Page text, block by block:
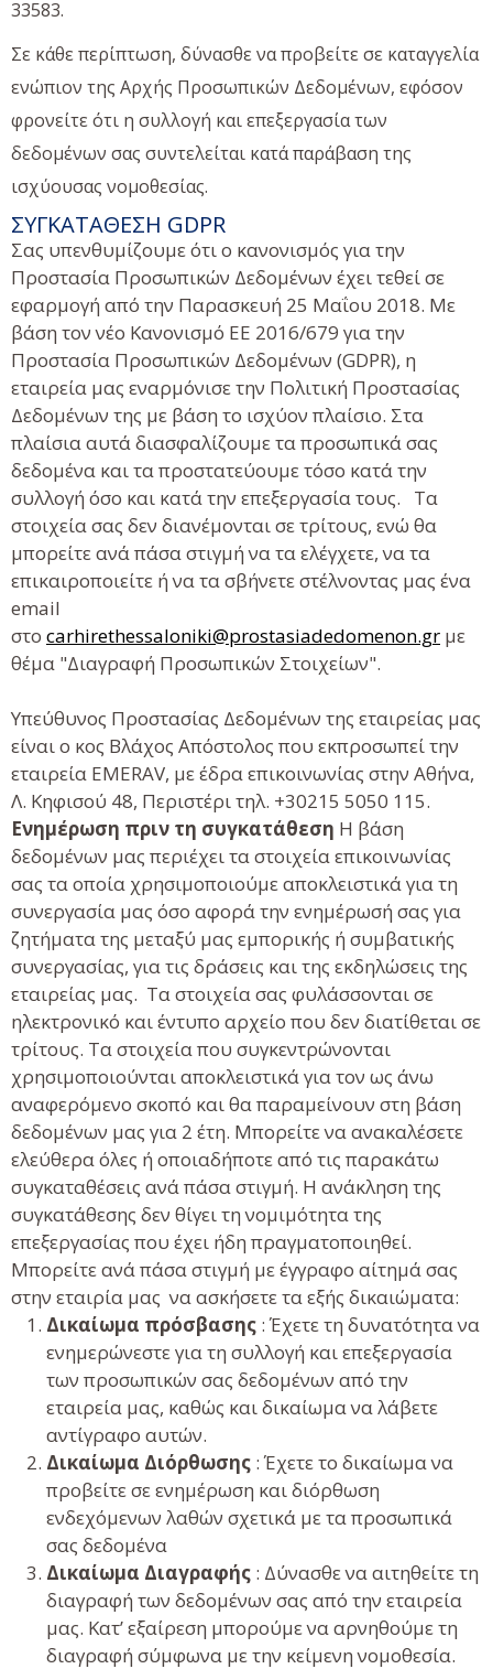
33583.
Σε κάθε περίπτωση, δύνασθε να προβείτε σε καταγγελία
ενώπιον της Αρχής Προσωπικών Δεδομένων, εφόσον
φρονείτε ότι η συλλογή και επεξεργασία των
δεδομένων σας συντελείται κατά παράβαση της
ισχύουσας νομοθεσίας.
ΣΥΓΚΑΤΆΘΕΣΗ GDPR
Σας υπενθυμίζουμε ότι ο κανονισμός για την
Προστασία Προσωπικών Δεδομένων έχει τεθεί σε
εφαρμογή από την Παρασκευή 25 Μαΐου 2018. Με
βάση τον νέο Κανονισμό ΕΕ 2016/679 για την
Προστασία Προσωπικών Δεδομένων (GDPR), η
εταιρεία μας εναρμόνισε την Πολιτική Προστασίας
Δεδομένων της με βάση το ισχύον πλαίσιο. Στα
πλαίσια αυτά διασφαλίζουμε τα προσωπικά σας
δεδομένα και τα προστατεύουμε τόσο κατά την
συλλογή όσο και κατά την επεξεργασία τους. Τα
στοιχεία σας δεν διανέμονται σε τρίτους, ενώ θα
μπορείτε ανά πάσα στιγμή να τα ελέγχετε, να τα
επικαιροποιείτε ή να τα σβήνετε στέλνοντας μας ένα
email
στο carhirethessaloniki@prostasiadedomenon.gr με
θέμα "Διαγραφή Προσωπικών Στοιχείων".
Υπεύθυνος Προστασίας Δεδομένων της εταιρείας μας
είναι ο κος Βλάχος Απόστολος που εκπροσωπεί την
εταιρεία EMERAV, με έδρα επικοινωνίας στην Αθήνα,
Λ. Κηφισού 48, Περιστέρι τηλ. +30215 5050 115.
Ενημέρωση πριν τη συγκατάθεση Η βάση
δεδομένων μας περιέχει τα στοιχεία επικοινωνίας
σας τα οποία χρησιμοποιούμε αποκλειστικά για τη
συνεργασία μας όσο αφορά την ενημέρωσή σας για
ζητήματα της μεταξύ μας εμπορικής ή συμβατικής
συνεργασίας, για τις δράσεις και της εκδηλώσεις της
εταιρείας μας. Τα στοιχεία σας φυλάσσονται σε
ηλεκτρονικό και έντυπο αρχείο που δεν διατίθεται σε
τρίτους. Τα στοιχεία που συγκεντρώνονται
χρησιμοποιούνται αποκλειστικά για τον ως άνω
αναφερόμενο σκοπό και θα παραμείνουν στη βάση
δεδομένων μας για 2 έτη. Μπορείτε να ανακαλέσετε
ελεύθερα όλες ή οποιαδήποτε από τις παρακάτω
συγκαταθέσεις ανά πάσα στιγμή. Η ανάκληση της
συγκατάθεσης δεν θίγει τη νομιμότητα της
επεξεργασίας που έχει ήδη πραγματοποιηθεί.
Μπορείτε ανά πάσα στιγμή με έγγραφο αίτημά σας
στην εταιρία μας να ασκήσετε τα εξής δικαιώματα:
Δικαίωμα πρόσβασης : Έχετε τη δυνατότητα να
ενημερώνεστε για τη συλλογή και επεξεργασία
των προσωπικών σας δεδομένων από την
εταιρεία μας, καθώς και δικαίωμα να λάβετε
αντίγραφο αυτών.
Δικαίωμα Διόρθωσης : Έχετε το δικαίωμα να
προβείτε σε ενημέρωση και διόρθωση
ενδεχόμενων λαθών σχετικά με τα προσωπικά
σας δεδομένα
Δικαίωμα Διαγραφής : Δύνασθε να αιτηθείτε τη
διαγραφή των δεδομένων σας από την εταιρεία
μας. Κατ’ εξαίρεση μπορούμε να αρνηθούμε τη
διαγραφή σύμφωνα με την κείμενη νομοθεσία.